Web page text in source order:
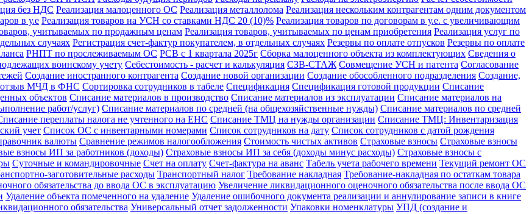
без НДС Реализация малоценного ОС Реализация металлолома Реализация нескольким контрагентам одним документом
в у.е Реализация товаров на УСН со ставками НДС 20 (10)% Реализация товаров по договорам в у.е. с увеличивающим
учитываемых по продажным ценам Реализация товаров, учитываемых по ценам приобретения Реализация услуг по
случаях Регистрация счет-фактур покупателем, в отдельных случаях Резервы по оплате отпусков Резервы по оплате
РНПТ по прослеживаемым ОС РСВ с 1 квартала 2025г Сборка малоценного объекта из комплектующих Сведения о
воинскому учету Себестоимость - расчет и калькуляция СЗВ-СТАЖ Совмещение УСН и патента Согласование
Создание иностранного контрагента Создание новой организации Создание обособленного подразделения Создание,
отзыв МЧД в ФНС Сортировка сотрудников в табеле Спецификация Спецификация готовой продукции Списание
объектов Списание материалов в производство Списание материалов из эксплуатации Списание материалов на
работ/услуг) Списание материалов по средней (на общехозяйственные нужды) Списание материалов по средней
переплаты налога не учтенного на ЕНС Списание ТМЦ на нужды организации Списание ТМЦ: Инвентаризация
учет Список ОС с инвентарными номерами Список сотрудников на дату Список сотрудников с датой рождения
валюты Сравнение режимов налогообложения Стоимость чистых активов Страховые взносы Страховые взносы
взносы ИП за работников (доходы) Страховые взносы ИП за себя (доходы минус расходы) Страховые взносы с
Суточные и командировочные Счет на оплату Счет-фактура на аванс Табель учета рабочего времени Текущий ремонт ОС
заготовительные расходы Транспортный налог Требование накладная Требование-накладная по остаткам товара
обязательства до ввода ОС в эксплуатацию Увеличение ликвидационного оценочного обязательства после ввода ОС
Удаление объекта помеченного на удаление Удаление ошибочного документа реализации и аннулирование записи в книге
обязательства Универсальный отчет задолженности Упаковки номенклатуры УПД (создание и